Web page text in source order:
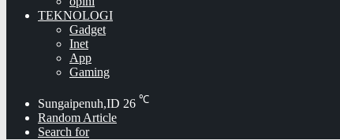
TEKNOLOGI
Gadget
Inet
App
Gaming
Sungaipenuh,ID 26 ℃
Random Article
Search for